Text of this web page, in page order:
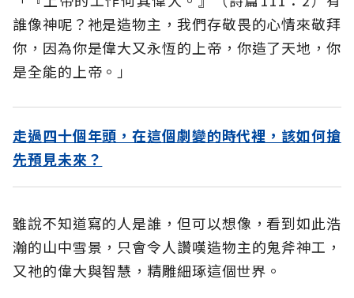
誰像神呢？祂是造物主，我們存敬畏的心情來敬拜
你，因為你是偉大又永恆的上帝，你造了天地，你
是全能的上帝。」
走過四十個年頭，在這個劇變的時代裡，該如何搶
先預見未來？
雖說不知道寫的人是誰，但可以想像，看到如此浩
瀚的山中雪景，只會令人讚嘆造物主的鬼斧神工，
又祂的偉大與智慧，精雕細琢這個世界。